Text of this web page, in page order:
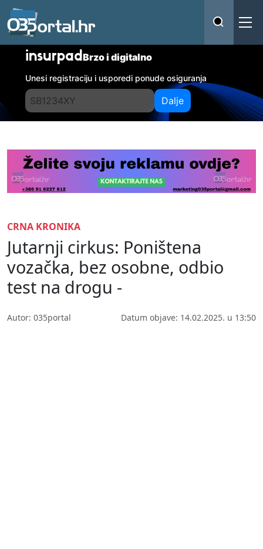
insurpadBrzo i digitalno
Unesi registraciju i usporedi ponude osiguranja
Dalje
CRNA KRONIKA
Jutarnji cirkus: Poništena
vozačka, bez osobne, odbio
test na drogu -
Autor: 035portal Datum objave: 14.02.2025. u 13:50